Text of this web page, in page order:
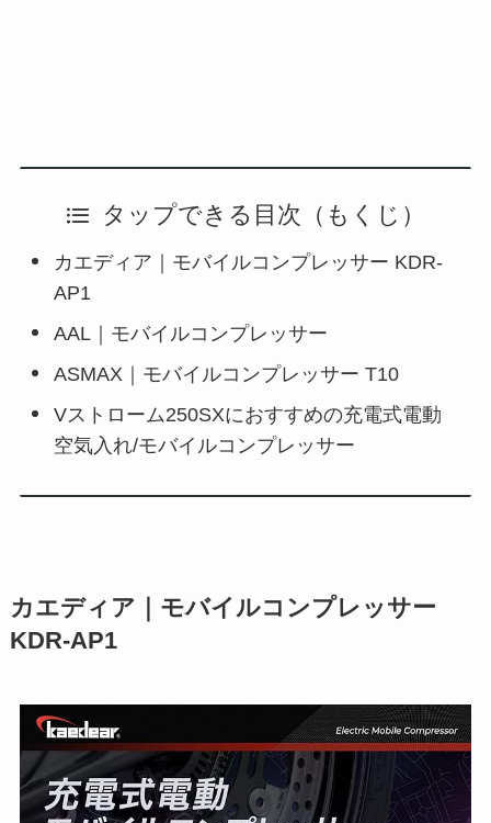
タップできる目次（もくじ）
カエディア｜モバイルコンプレッサー KDR-
AP1
AAL｜モバイルコンプレッサー
ASMAX｜モバイルコンプレッサー T10
Vストローム250SXにおすすめの充電式電動
空気入れ/モバイルコンプレッサー
カエディア｜モバイルコンプレッサー
KDR-AP1